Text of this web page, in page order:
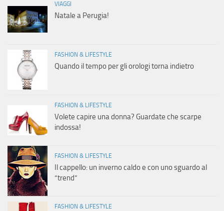
VIAGGI
Natale a Perugia!
FASHION & LIFESTYLE
Quando il tempo per gli orologi torna indietro
FASHION & LIFESTYLE
Volete capire una donna? Guardate che scarpe
indossa!
FASHION & LIFESTYLE
Il cappello: un inverno caldo e con uno sguardo al
“trend”
FASHION & LIFESTYLE